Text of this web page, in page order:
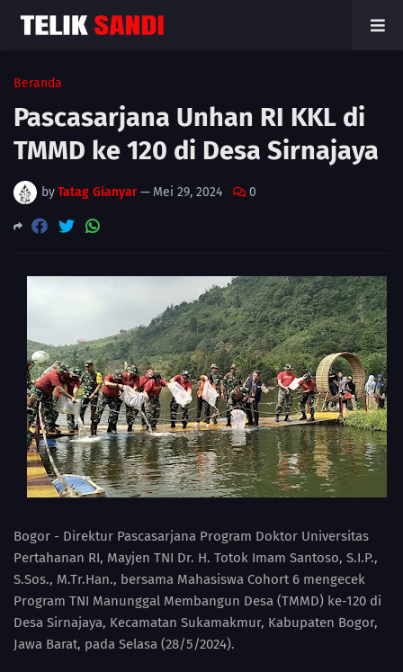
Beranda
Pascasarjana Unhan RI KKL di
TMMD ke 120 di Desa Sirnajaya
byTatag Gianyar— Mei 29, 2024 0
Bogor - Direktur Pascasarjana Program Doktor Universitas
Pertahanan RI, Mayjen TNI Dr. H. Totok Imam Santoso, S.I.P.,
S.Sos., M.Tr.Han., bersama Mahasiswa Cohort 6 mengecek
Program TNI Manunggal Membangun Desa (TMMD) ke-120 di
Desa Sirnajaya, Kecamatan Sukamakmur, Kabupaten Bogor,
Jawa Barat, pada Selasa (28/5/2024).